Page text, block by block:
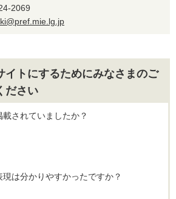
2069
イトにするためにみなさまのご
ださい
されていましたか？
は分かりやすかったですか？